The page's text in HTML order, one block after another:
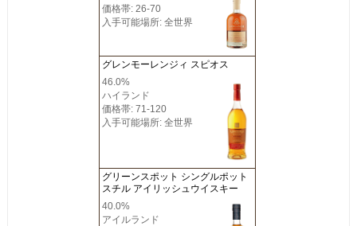
価格帯: 26-70
入手可能場所: 全世界
グレンモーレンジィ スピオス
46.0%
ハイランド
価格帯: 71-120
入手可能場所: 全世界
グリーンスポット シングルポット
スチル アイリッシュウイスキー
40.0%
アイルランド